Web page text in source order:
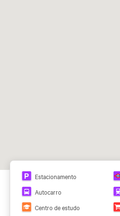
Estacionamento
Autocarro
Centro de estudo